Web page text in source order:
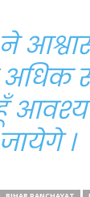
जायेगे ।